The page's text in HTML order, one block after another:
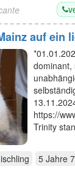
auf ein
dominant,
https://
Trinity
5 Jahre